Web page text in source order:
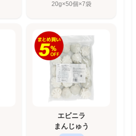
20g×50個×7袋
エビニラ
まんじゅう